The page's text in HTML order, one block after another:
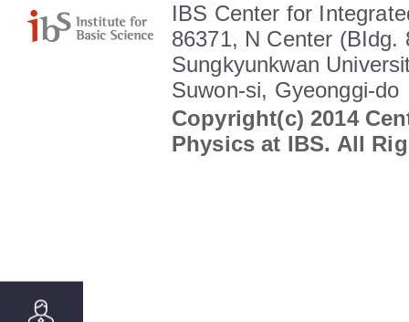
IBS Center for
86371, N Center (BIdg.
Sungkyunkwan
Suwon-si, Gyeonggi-do
Copyright(c) 2014
Physics at IBS. All